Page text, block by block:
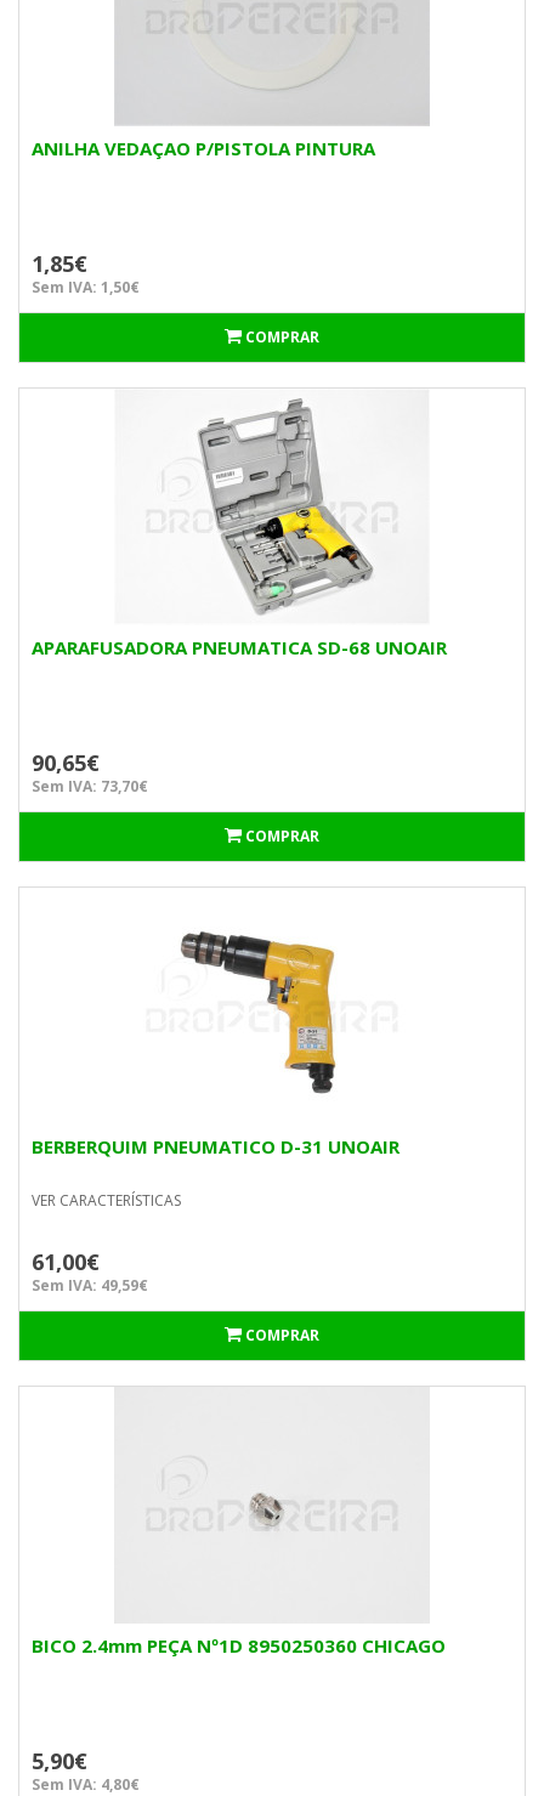
ANILHA VEDAÇAO P/PISTOLA PINTURA
1,85€
Sem IVA: 1,50€
COMPRAR
APARAFUSADORA PNEUMATICA SD-68 UNOAIR
90,65€
Sem IVA: 73,70€
COMPRAR
BERBERQUIM PNEUMATICO D-31 UNOAIR
VER CARACTERÍSTICAS
61,00€
Sem IVA: 49,59€
COMPRAR
BICO 2.4mm PEÇA Nº1D 8950250360 CHICAGO
5,90€
Sem IVA: 4,80€